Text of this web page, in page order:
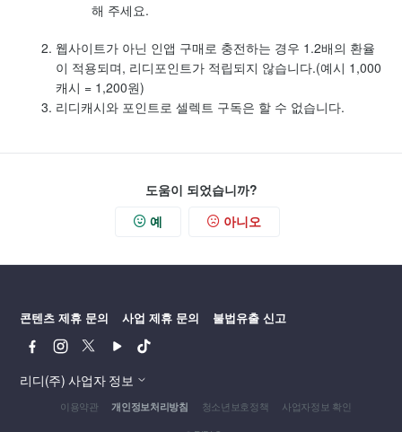
해 주세요.
웹사이트가 아닌 인앱 구매로 충전하는 경우 1.2배의 환율
이 적용되며, 리디포인트가 적립되지 않습니다.(예시 1,000
캐시 = 1,200원)
리디캐시와 포인트로 셀렉트 구독은 할 수 없습니다.
도움이 되었습니까?
예 아니오
콘텐츠 제휴 문의 사업 제휴 문의 불법유출 신고
페
이
스
북
인
스
타
그
램
터
튜
브
리디(주) 사업자 정보
이용약관 개인정보처리방침 청소년보호정책
사업자정보 확인